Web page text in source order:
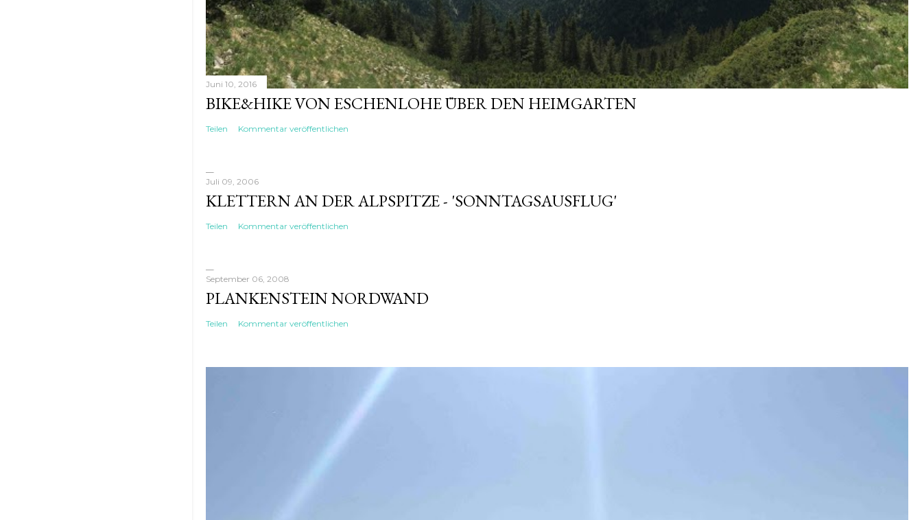
Juni 10, 2016
BIKE&HIKE VON ESCHENLOHE ÜBER DEN HEIMGARTEN
Teilen Kommentar veröffentlichen
Juli 09, 2006
KLETTERN AN DER ALPSPITZE - 'SONNTAGSAUSFLUG'
Teilen Kommentar veröffentlichen
September 06, 2008
PLANKENSTEIN NORDWAND
Teilen Kommentar veröffentlichen